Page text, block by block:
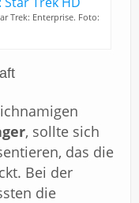
Trek: Enterprise. Foto:
, sollte sich
das die
Bei der
die